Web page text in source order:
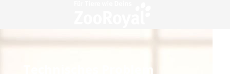
Technisches Problem